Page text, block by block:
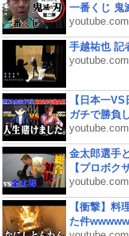
一番くじ 鬼
youtube.com
手越祐也 記
youtube.com
【日本一
ガチで勝負
youtube.com
金太郎選手
【プロボク
youtube.com
【衝撃】料
た件